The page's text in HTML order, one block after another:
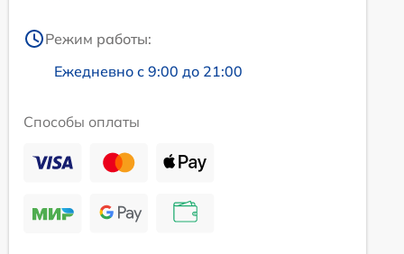
Режим работы:
Ежедневно с 9:00 до 21:00
Способы оплаты